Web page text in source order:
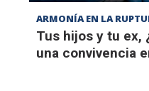
ARMONÍA EN LA
Tus hijos y tu ex,
una convivencia